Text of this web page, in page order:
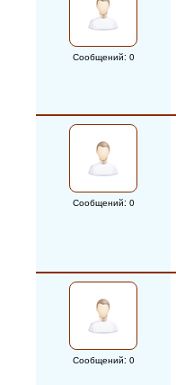
Сообщений: 0
Сообщений: 0
Сообщений: 0